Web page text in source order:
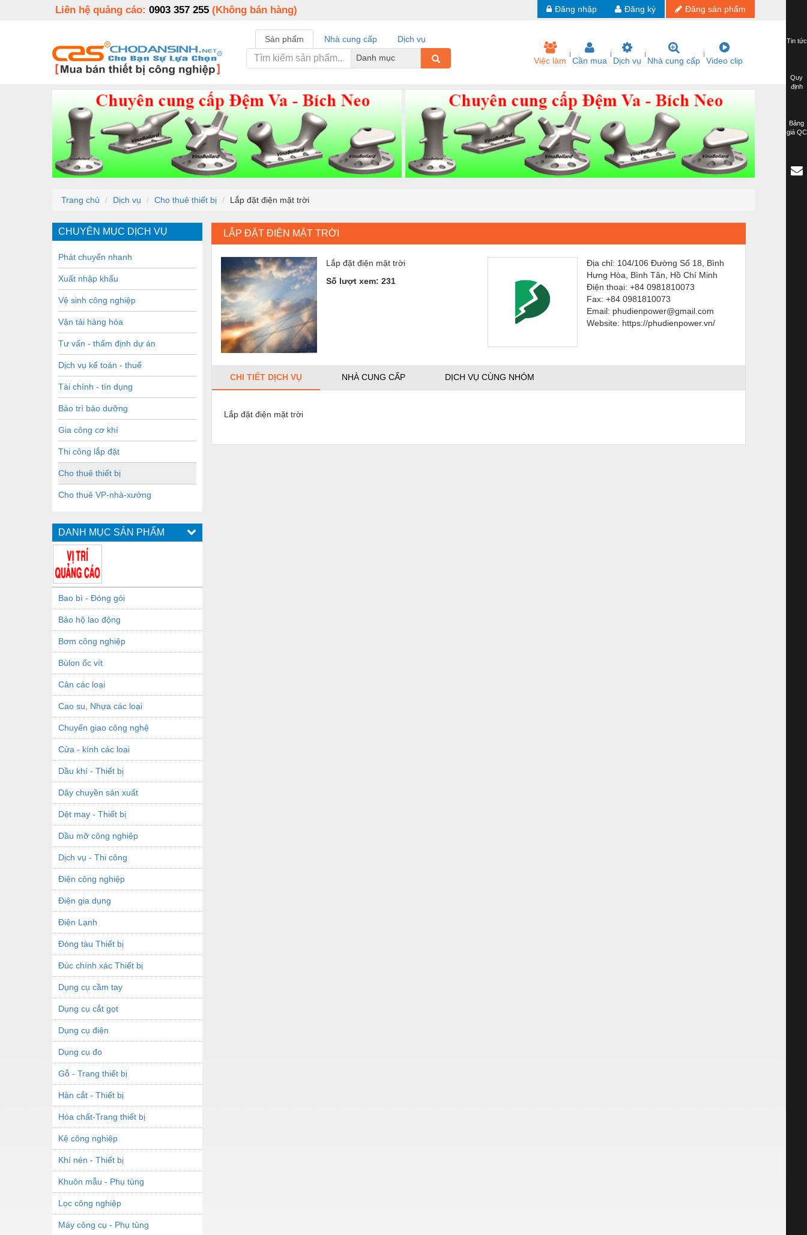
Liên hệ quảng cáo: 0903 357 255 (Không bán hàng) Đăng sản phẩm
Đăng ký
Đăng nhập
Sản phẩm Nhà cung cấp
Dịch vụ
Danh mục
Việc làm Cần mua Dịch vụ Nhà cung cấp Video clip
Trang chủ Dịch vụ Cho thuê thiết bị Lắp đặt điện mặt trời
CHUYÊN MỤC DỊCH VỤ
Phát chuyển nhanh
Xuất nhập khẩu
Vệ sinh công nghiệp
Vận tải hàng hóa
Tư vấn - thẩm định dự án
Dịch vụ kế toán - thuế
Tài chính - tín dụng
Bảo trì bảo dưỡng
Gia công cơ khí
Thi công lắp đặt
Cho thuê thiết bị
Cho thuê VP-nhà-xưởng
DANH MỤC SẢN PHẨM
Bao bì - Đóng gói
Bảo hộ lao động
Bơm công nghiệp
Bùlon ốc vít
Cân các loại
Cao su, Nhựa các loại
Chuyển giao công nghệ
Cửa - kính các loại
Dầu khí - Thiết bị
Dây chuyền sản xuất
Dệt may - Thiết bị
Dầu mỡ công nghiệp
Dịch vụ - Thi công
Điện công nghiệp
Điện gia dụng
Điện Lạnh
Đóng tàu Thiết bị
Đúc chính xác Thiết bị
Dụng cụ cầm tay
Dụng cụ cắt gọt
Dụng cụ điện
Dụng cụ đo
Gỗ - Trang thiết bị
Hàn cắt - Thiết bị
Hóa chất-Trang thiết bị
Kệ công nghiệp
Khí nén - Thiết bị
Khuôn mẫu - Phụ tùng
Lọc công nghiệp
Máy công cụ - Phụ tùng
LẮP ĐẶT ĐIỆN MẶT TRỜI
Lắp đặt điện mặt trời
Số lượt xem: 231
Địa chỉ: 104/106 Đường Số 18, Bình
Hưng Hòa, Bình Tân, Hồ Chí Minh
Điện thoại: +84 0981810073
Fax: +84 0981810073
Email: phudienpower@gmail.com
Website: https://phudienpower.vn/
CHI TIẾT DỊCH VỤ NHÀ CUNG CẤP DỊCH VỤ CÙNG NHÓM
Lắp đặt điện mặt trời
Tin tức
Quy
định
Bảng
giá QC